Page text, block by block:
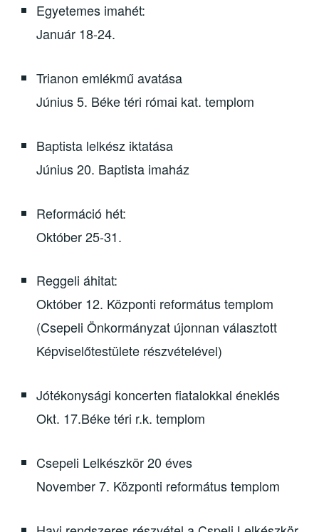
Egyetemes imahét:
Január 18-24.
Trianon emlékmű avatása
Június 5. Béke téri római kat. templom
Baptista lelkész iktatása
Június 20. Baptista imaház
Reformáció hét:
Október 25-31.
Reggeli áhitat:
Október 12. Központi református templom
(Csepeli Önkormányzat újonnan választott
Képviselőtestülete részvételével)
Jótékonysági koncerten fiatalokkal éneklés
Okt. 17.Béke téri r.k. templom
Csepeli Lelkészkör 20 éves
November 7. Központi református templom